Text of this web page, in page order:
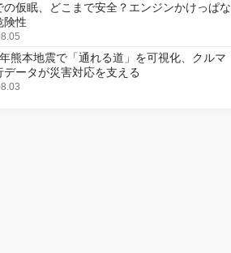
の仮眠、どこまで安全？エンジンかけっぱな
険性
熊本地震で「通れる道」を可視化、クルマ
データが災害対応を支える